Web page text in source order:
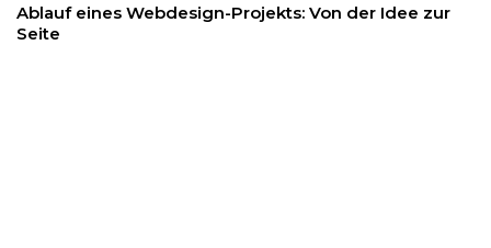
Ablauf eines Webdesign-Projekts: Von der Idee zur
Seite